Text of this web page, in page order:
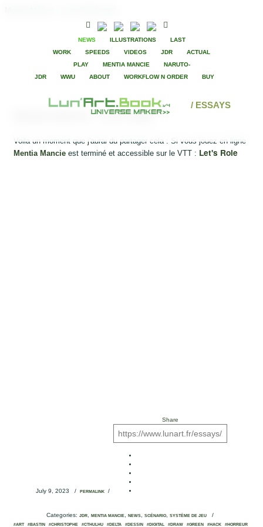
NEWS ILLUSTRATIONS
LAST
WORK
SPEEDS VIDEOS JDR
ACTUAL
PLAY
MENTIA MANCIE
NARUTO-
JDR
WWU ABOUT WORKFLOW N ORDER BUY
/ ESSAYS
Mentia Mancie - Let's Role
Voila un moment que j'aurai du partager cela : Si vous jouez en ligne
Mentia Mancie est terminé et accessible sur le VTT : Let's Role
July 9, 2023 / PERMALINK /
Share
Categories: JDR, MENTIA MANCIE, NEWS, SCÉNARIO, SYSTÈME DE JEU/
#ART #BASTIN #CHRISTOPHE #CTHULHU #DELTA #DESSIN #DIGITAL #DRAW #GREEN #HACK #HORREUR